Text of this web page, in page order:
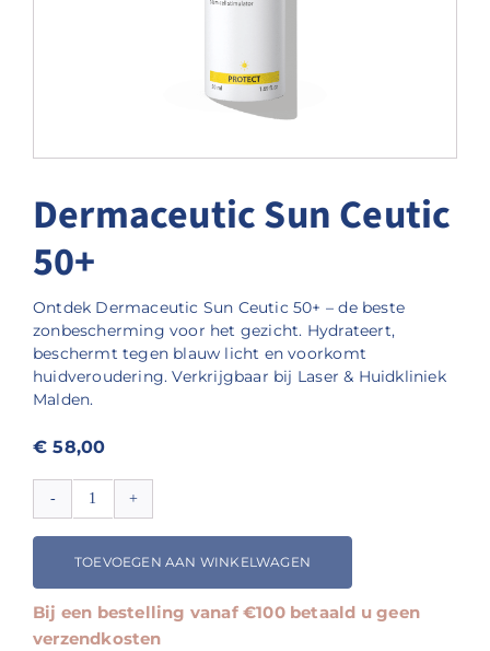
Dermaceutic Sun Ceutic
50+
Ontdek Dermaceutic Sun Ceutic 50+ – de beste
zonbescherming voor het gezicht. Hydrateert,
beschermt tegen blauw licht en voorkomt
huidveroudering. Verkrijgbaar bij Laser & Huidkliniek
Malden.
€ 58,00
Dermaceutic
Ceutic
TOEVOEGEN AAN WINKELWAGEN
Bij een bestelling vanaf €100 betaald u geen
verzendkosten